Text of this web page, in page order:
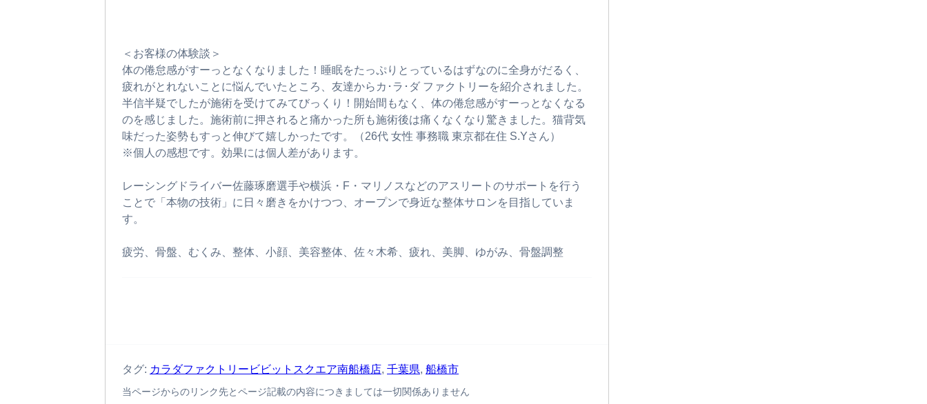
＜お客様の体験談＞
体の倦怠感がすーっとなくなりました！睡眠をたっぷりとっているはずなのに全身がだるく、
疲れがとれないことに悩んでいたところ、友達からカ･ラ･ダ ファクトリーを紹介されました。
半信半疑でしたが施術を受けてみてびっくり！開始間もなく、体の倦怠感がすーっとなくなる
のを感じました。施術前に押されると痛かった所も施術後は痛くなくなり驚きました。猫背気
味だった姿勢もすっと伸びて嬉しかったです。（26代 女性 事務職 東京都在住 S.Yさん）
※個人の感想です。効果には個人差があります。
レーシングドライバー佐藤琢磨選手や横浜・F・マリノスなどのアスリートのサポートを行う
ことで「本物の技術」に日々磨きをかけつつ、オープンで身近な整体サロンを目指していま
す。
疲労、骨盤、むくみ、整体、小顔、美容整体、佐々木希、疲れ、美脚、ゆがみ、骨盤調整
タグ: カラダファクトリービビットスクエア南船橋店, 千葉県, 船橋市
当ページからのリンク先とページ記載の内容につきましては一切関係ありません